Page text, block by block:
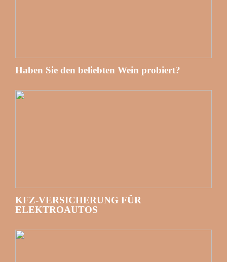
Haben Sie den beliebten Wein probiert?
KFZ-VERSICHERUNG FÜR
ELEKTROAUTOS